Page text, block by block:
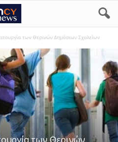
των Θερινών Δημόσιων Σχολείων